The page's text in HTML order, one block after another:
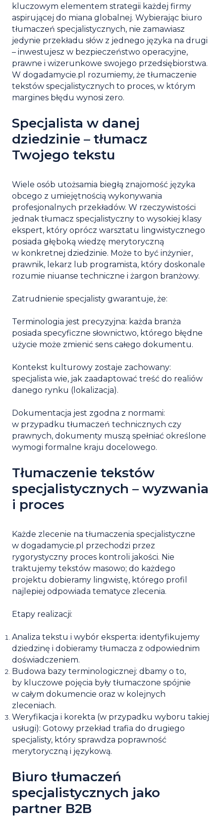
kluczowym elementem strategii każdej firmy
aspirującej do miana globalnej. Wybierając biuro
tłumaczeń specjalistycznych, nie zamawiasz
jedynie przekładu słów z jednego języka na drugi
– inwestujesz w bezpieczeństwo operacyjne,
prawne i wizerunkowe swojego przedsiębiorstwa.
W dogadamycie.pl rozumiemy, że tłumaczenie
tekstów specjalistycznych to proces, w którym
margines błędu wynosi zero.
Specjalista w danej
dziedzinie – tłumacz
Twojego tekstu
Wiele osób utożsamia biegłą znajomość języka
obcego z umiejętnością wykonywania
profesjonalnych przekładów. W rzeczywistości
jednak tłumacz specjalistyczny to wysokiej klasy
ekspert, który oprócz warsztatu lingwistycznego
posiada głęboką wiedzę merytoryczną
w konkretnej dziedzinie. Może to być inżynier,
prawnik, lekarz lub programista, który doskonale
rozumie niuanse techniczne i żargon branżowy.
Zatrudnienie specjalisty gwarantuje, że:
Terminologia jest precyzyjna: każda branża
posiada specyficzne słownictwo, którego błędne
użycie może zmienić sens całego dokumentu.
Kontekst kulturowy zostaje zachowany:
specjalista wie, jak zaadaptować treść do realiów
danego rynku (lokalizacja).
Dokumentacja jest zgodna z normami:
w przypadku tłumaczeń technicznych czy
prawnych, dokumenty muszą spełniać określone
wymogi formalne kraju docelowego.
Tłumaczenie tekstów
specjalistycznych – wyzwania
i proces
Każde zlecenie na tłumaczenia specjalistyczne
w dogadamycie.pl przechodzi przez
rygorystyczny proces kontroli jakości. Nie
traktujemy tekstów masowo; do każdego
projektu dobieramy lingwistę, którego profil
najlepiej odpowiada tematyce zlecenia.
Etapy realizacji:
Analiza tekstu i wybór eksperta: identyfikujemy
dziedzinę i dobieramy tłumacza z odpowiednim
doświadczeniem.
Budowa bazy terminologicznej: dbamy o to,
by kluczowe pojęcia były tłumaczone spójnie
w całym dokumencie oraz w kolejnych
zleceniach.
Weryfikacja i korekta (w przypadku wyboru takiej
usługi): Gotowy przekład trafia do drugiego
specjalisty, który sprawdza poprawność
merytoryczną i językową.
Biuro tłumaczeń
specjalistycznych jako
partner B2B